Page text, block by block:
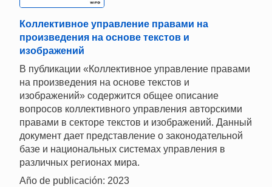
Коллективное управление правами на
произведения на основе текстов и
изображений
В публикации «Коллективное управление правами
на произведения на основе текстов и
изображений» содержится общее описание
вопросов коллективного управления авторскими
правами в секторе текстов и изображений. Данный
документ дает представление о законодательной
базе и национальных системах управления в
различных регионах мира.
Año de publicación: 2023